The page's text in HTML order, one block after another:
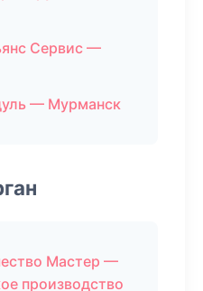
Сервис —
— Мурманск
Мастер —
производство